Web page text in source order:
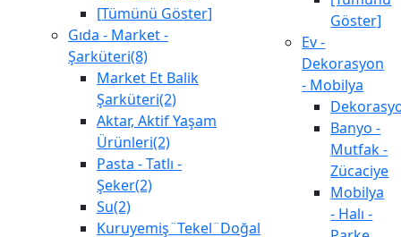
[Tümünü Göster]
Gıda - Market -
Şarküteri(8)
Market Et Balik
Şarküteri(2)
Aktar, Aktif Yaşam
Ürünleri(2)
Pasta - Tatlı -
Şeker(2)
Su(2)
Kuruyemiş¨Tekel¨Doğal
Göster]
Ev -
Dekorasyon
- Mobilya
Banyo -
Mutfak -
Zücaciye
Mobilya
- Halı -